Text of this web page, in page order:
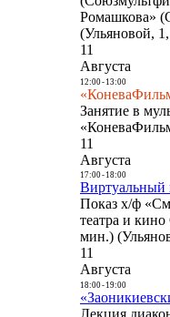
Ромашкова»
(Ульяновой,
11
Августа
12:00- 13:00
Занятие в
11
Августа
17:00- 18:00
Виртуальный
Показ х/ф
театра и
мин.)
11
Августа
18:00- 19:00
Лекция